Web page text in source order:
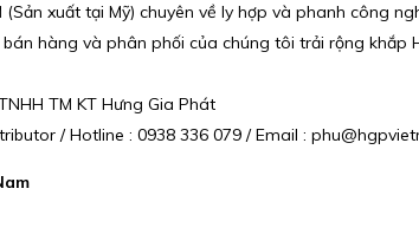
(Sản xuất tại Mỹ) chuyên về ly hợp và phanh công
hàng và phân phối của chúng tôi trải rộng khắp
TM KT Hưng Gia Phát
/ Hotline : 0938 336 079 / Email :